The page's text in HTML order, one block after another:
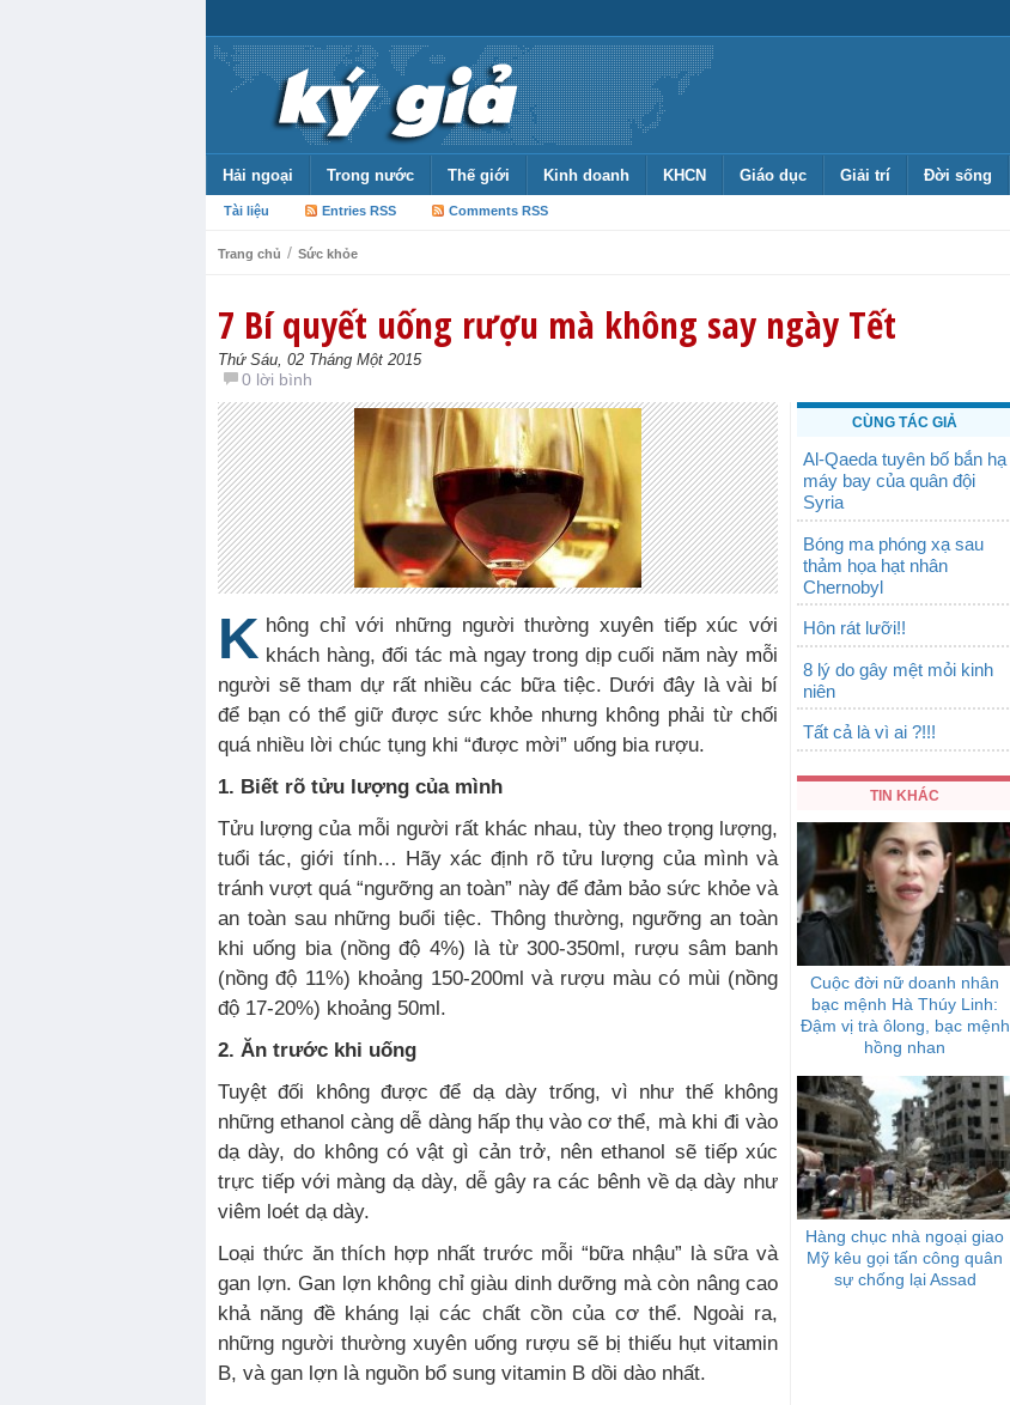
Hải ngoại Trong nước Thế giới Kinh doanh KHCN Giáo dục Giải trí Đời sống
Tài liệu Entries RSS Comments RSS
Trang chủ / Sức khỏe
7 Bí quyết uống rượu mà không say ngày Tết
Thứ Sáu, 02 Tháng Một 2015
0 lời bình
K hông chỉ với những người thường xuyên tiếp xúc với
khách hàng, đối tác mà ngay trong dịp cuối năm này mỗi
người sẽ tham dự rất nhiều các bữa tiệc. Dưới đây là vài bí
để bạn có thể giữ được sức khỏe nhưng không phải từ chối
quá nhiều lời chúc tụng khi “được mời” uống bia rượu.
1. Biết rõ tửu lượng của mình
Tửu lượng của mỗi người rất khác nhau, tùy theo trọng lượng,
tuổi tác, giới tính… Hãy xác định rõ tửu lượng của mình và
tránh vượt quá “ngưỡng an toàn” này để đảm bảo sức khỏe và
an toàn sau những buổi tiệc. Thông thường, ngưỡng an toàn
khi uống bia (nồng độ 4%) là từ 300-350ml, rượu sâm banh
(nồng độ 11%) khoảng 150-200ml và rượu màu có mùi (nồng
độ 17-20%) khoảng 50ml.
2. Ăn trước khi uống
Tuyệt đối không được để dạ dày trống, vì như thế không
những ethanol càng dễ dàng hấp thụ vào cơ thể, mà khi đi vào
dạ dày, do không có vật gì cản trở, nên ethanol sẽ tiếp xúc
trực tiếp với màng dạ dày, dễ gây ra các bênh về dạ dày như
viêm loét dạ dày.
Loại thức ăn thích hợp nhất trước mỗi “bữa nhậu” là sữa và
gan lợn. Gan lợn không chỉ giàu dinh dưỡng mà còn nâng cao
khả năng đề kháng lại các chất cồn của cơ thể. Ngoài ra,
những người thường xuyên uống rượu sẽ bị thiếu hụt vitamin
B, và gan lợn là nguồn bổ sung vitamin B dồi dào nhất.
CÙNG TÁC GIẢ
Al-Qaeda tuyên bố bắn hạ
máy bay của quân đội
Syria
Bóng ma phóng xạ sau
thảm họa hạt nhân
Chernobyl
Hôn rát lưỡi!!
8 lý do gây mệt mỏi kinh
niên
Tất cả là vì ai ?!!!
TIN KHÁC
Cuộc đời nữ doanh nhân
bạc mệnh Hà Thúy Linh:
Đậm vị trà ôlong, bạc mệnh
hồng nhan
Hàng chục nhà ngoại giao
Mỹ kêu gọi tấn công quân
sự chống lại Assad